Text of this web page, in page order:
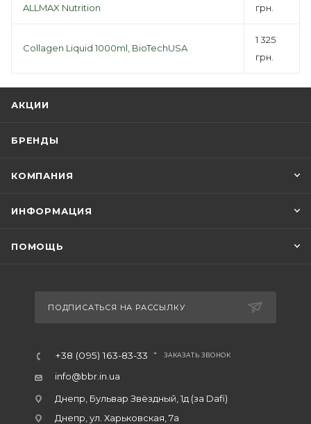
ALLMAX Nutrition
грн.
Collagen Liquid 1000ml, BioTechUSA
1 325
грн.
АКЦИИ
БРЕНДЫ
КОМПАНИЯ
ИНФОРМАЦИЯ
ПОМОЩЬ
ПОДПИСАТЬСЯ НА РАССЫЛКУ
+38 (095) 163-83-33 ЗАКАЗАТЬ ЗВОНОК
info@bbr.in.ua
Днепр, Бульвар Звёздный, 1д (за Dafi)
Днепр, ул. Харьковская, 7а